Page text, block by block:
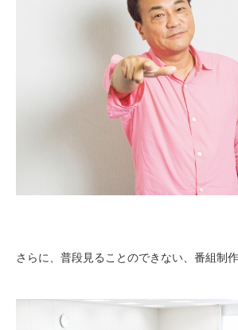
さらに、普段見ることのできない、番組制